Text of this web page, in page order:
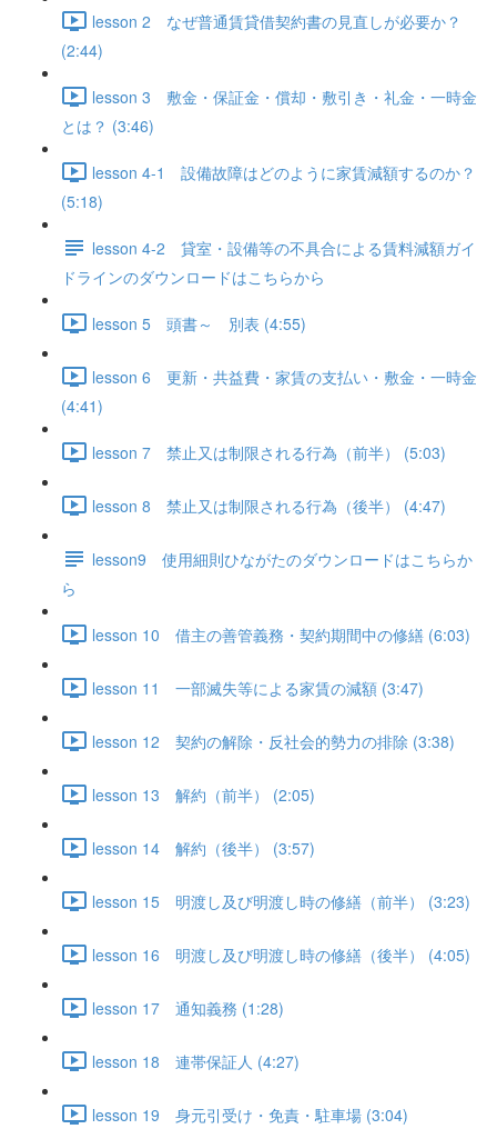
lesson 2 なぜ普通賃貸借契約書の見直しが必要か？
(2:44)
lesson 3 敷金・保証金・償却・敷引き・礼金・一時金
とは？ (3:46)
lesson 4-1 設備故障はどのように家賃減額するのか？
(5:18)
lesson 4-2 貸室・設備等の不具合による賃料減額ガイ
ドラインのダウンロードはこちらから
lesson 5 頭書～ 別表 (4:55)
lesson 6 更新・共益費・家賃の支払い・敷金・一時金
(4:41)
lesson 7 禁止又は制限される行為（前半） (5:03)
lesson 8 禁止又は制限される行為（後半） (4:47)
lesson9 使用細則ひながたのダウンロードはこちらか
ら
lesson 10 借主の善管義務・契約期間中の修繕 (6:03)
lesson 11 一部滅失等による家賃の減額 (3:47)
lesson 12 契約の解除・反社会的勢力の排除 (3:38)
lesson 13 解約（前半） (2:05)
lesson 14 解約（後半） (3:57)
lesson 15 明渡し及び明渡し時の修繕（前半） (3:23)
lesson 16 明渡し及び明渡し時の修繕（後半） (4:05)
lesson 17 通知義務 (1:28)
lesson 18 連帯保証人 (4:27)
lesson 19 身元引受け・免責・駐車場 (3:04)